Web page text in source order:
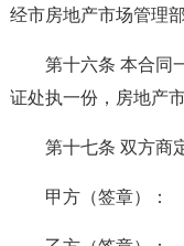
经市房地产市场管理
第十六条 本合同
证处执一份，房地产
第十七条 双方商
甲方（签章）：